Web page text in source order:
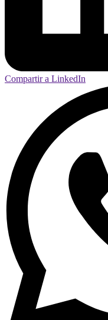
Compartir a LinkedIn